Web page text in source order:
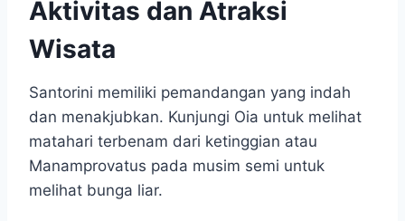
Aktivitas dan Atraksi
Wisata
Santorini memiliki pemandangan yang indah
dan menakjubkan. Kunjungi Oia untuk melihat
matahari terbenam dari ketinggian atau
Manamprovatus pada musim semi untuk
melihat bunga liar.